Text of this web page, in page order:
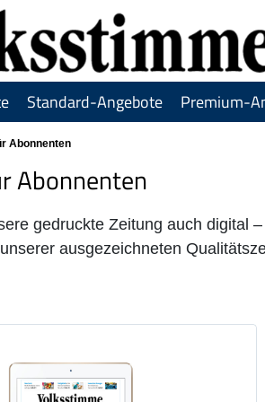
Standard-Angebote Premium-
Kategorieseite
Abonnenten
Abonnenten
gedruckte Zeitung auch digital
ausgezeichneten
in der App
testen